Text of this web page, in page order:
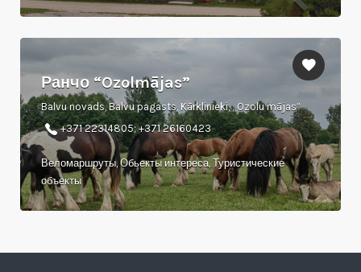
Ранчо “Ozolmājas”
Balvu novads, Balvu pagasts, Kārklinieki, „Ozolu mājas”
+371 22314805; +371 26160423
Веломаршруты, Обьекты интереса, Туристические
объекты